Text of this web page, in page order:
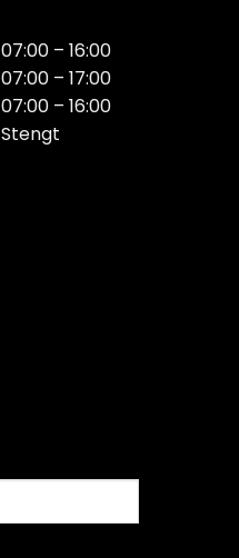
07:00 – 16:00
07:00 – 17:00
07:00 – 16:00
Stengt